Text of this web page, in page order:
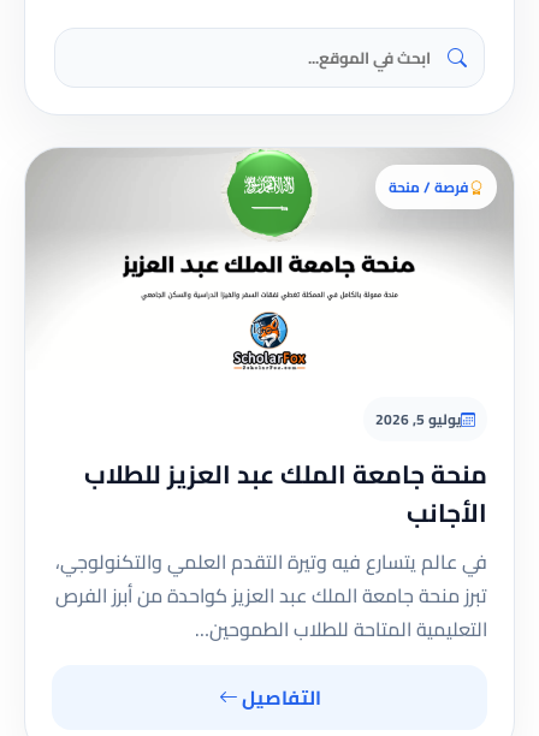
فرصة / منحة
يوليو 5, 2026
منحة جامعة الملك عبد العزيز للطلاب
الأجانب
في عالم يتسارع فيه وتيرة التقدم العلمي والتكنولوجي،
تبرز منحة جامعة الملك عبد العزيز كواحدة من أبرز الفرص
التعليمية المتاحة للطلاب الطموحين…
التفاصيل